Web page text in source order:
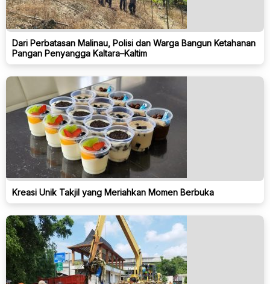
Dari Perbatasan Malinau, Polisi dan Warga Bangun Ketahanan
Pangan Penyangga Kaltara–Kaltim
Kreasi Unik Takjil yang Meriahkan Momen Berbuka